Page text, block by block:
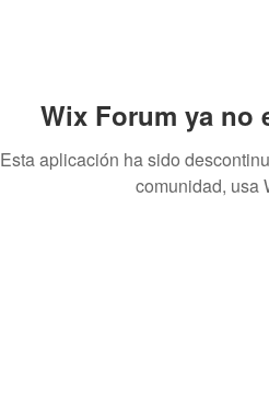
Wix Forum ya no
Esta aplicación ha sido
comunidad, usa